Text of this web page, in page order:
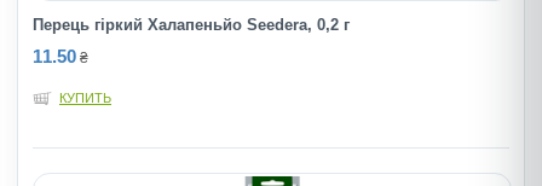
Перець гіркий Халапеньйо Seedera, 0,2 г
11.50 ₴
КУПИТЬ